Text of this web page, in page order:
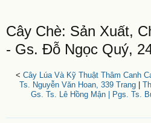
Cây Chè: Sản Xuất,
- Gs. Đỗ Ngọc Quý,
< Cây Lúa Và Kỹ Thuật Thâm Canh
Ts. Nguyễn Văn Hoan, 339 Trang|
Gs. Ts. Lê Hồng Mận | Pgs. Ts.